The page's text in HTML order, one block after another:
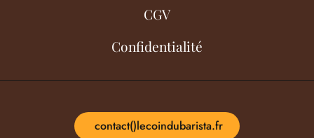
CGV
Confidentialité
contact()lecoindubarista.fr